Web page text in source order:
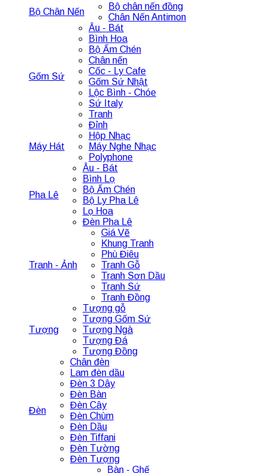
Bộ Chân Nến
Bộ chân nến đồng
Chân Nến Antimon
Gốm Sứ
Âu - Bát
Bình Hoa
Bộ Ấm Chén
Chân nến
Cốc - Ly Cafe
Gốm Sứ Nhật
Lộc Bình - Chóe
Sứ Italy
Tranh
Đỉnh
Máy Hát
Hộp Nhạc
Máy Nghe Nhạc
Polyphone
Pha Lê
Âu - Bát
Bình Lọ
Bộ Ấm Chén
Bộ Ly Pha Lê
Lọ Hoa
Đèn Pha Lê
Tranh - Ảnh
Giá Vẽ
Khung Tranh
Phù Điêu
Tranh Gỗ
Tranh Sơn Dầu
Tranh Sứ
Tranh Đồng
Tượng
Tượng gỗ
Tượng Gốm Sứ
Tượng Ngà
Tượng Đá
Tượng Đồng
Đèn
Chân đèn
Lam đèn dầu
Đèn 3 Dây
Đèn Bàn
Đèn Cây
Đèn Chùm
Đèn Dầu
Đèn Tiffani
Đèn Tường
Đèn Tượng
Bàn - Ghế